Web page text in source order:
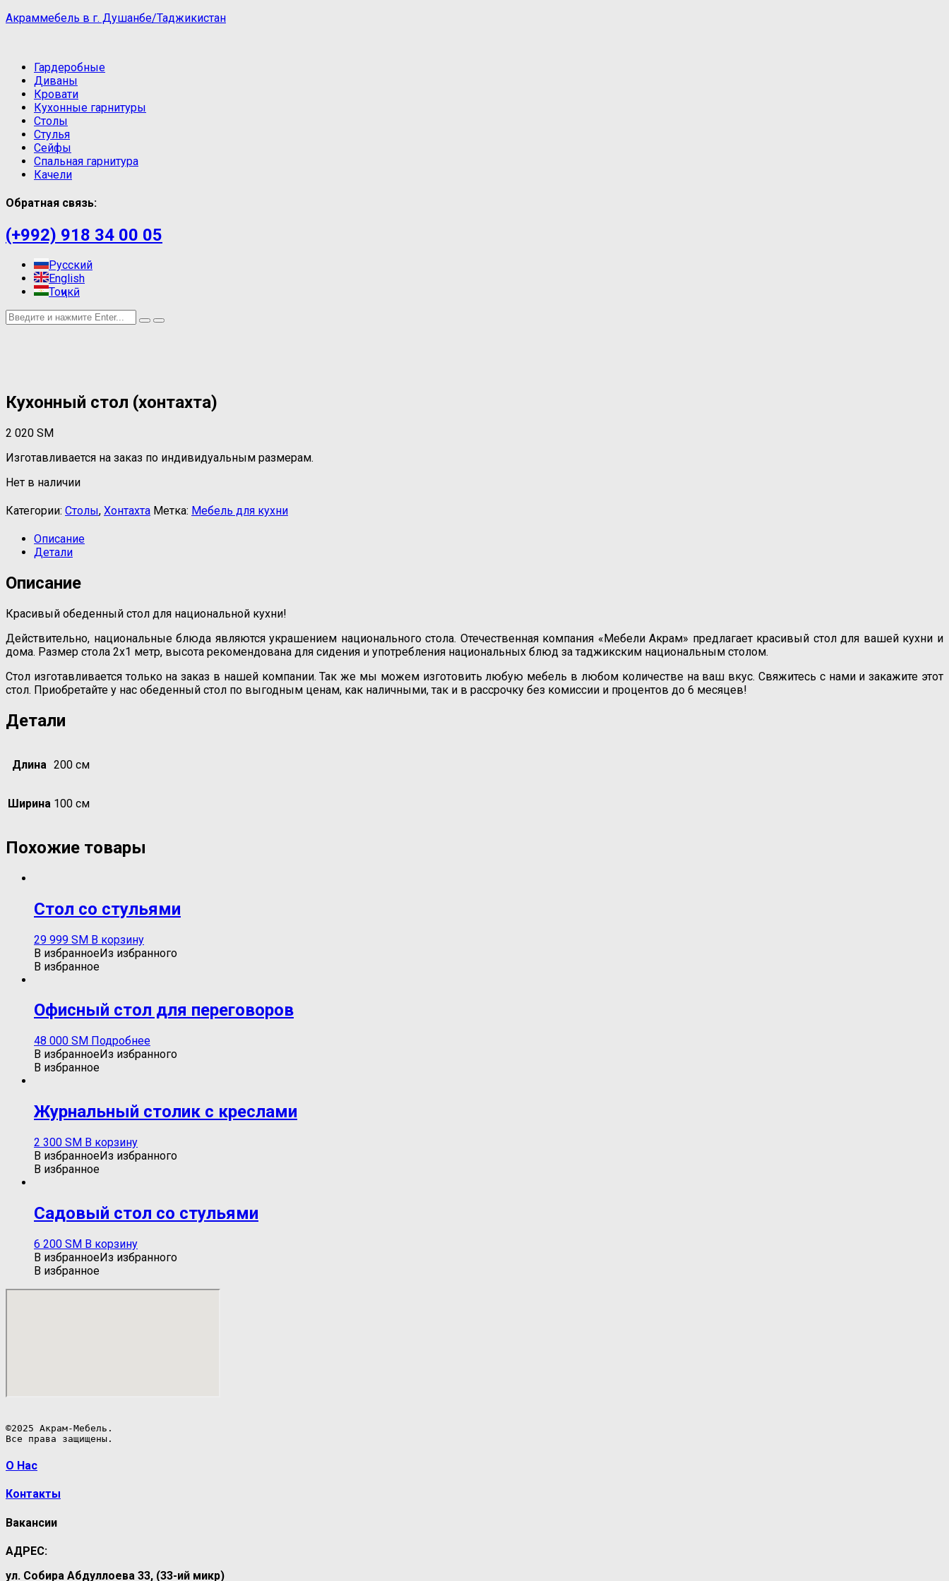
Акраммебель в г. Душанбе/Таджикистан
Гардеробные
Диваны
Кровати
Кухонные гарнитуры
Столы
Стулья
Сейфы
Спальная гарнитура
Качели
Обратная связь:
(+992) 918 34 00 05
Русский
English
Тоҷикӣ
Кухонный стол (хонтахта)
2 020 ЅМ
Изготавливается на заказ по индивидуальным размерам.
Нет в наличии
Категории: Столы, Хонтахта Метка: Мебель для кухни
Описание
Детали
Описание
Красивый обеденный стол для национальной кухни!
Действительно, национальные блюда являются украшением национального стола. Отечественная компания «Мебели Акрам» предлагает красивый стол для вашей кухни и
дома. Размер стола 2х1 метр, высота рекомендована для сидения и употребления национальных блюд за таджикским национальным столом.
Стол изготавливается только на заказ в нашей компании. Так же мы можем изготовить любую мебель в любом количестве на ваш вкус. Свяжитесь с нами и закажите этот
стол. Приобретайте у нас обеденный стол по выгодным ценам, как наличными, так и в рассрочку без комиссии и процентов до 6 месяцев!
Детали
Длина 200 см
Ширина 100 см
Похожие товары
Стол со стульями
29 999 ЅМ В корзину
В избранноеИз избранного
В избранное
Офисный стол для переговоров
48 000 ЅМ Подробнее
В избранноеИз избранного
В избранное
Журнальный столик с креслами
2 300 ЅМ В корзину
В избранноеИз избранного
В избранное
Садовый стол со стульями
6 200 ЅМ В корзину
В избранноеИз избранного
В избранное
©2025 Акрам-Мебель.
Все права защищены.
О Нас
Контакты
Вакансии
АДРЕС:
ул. Собира Абдуллоева 33, (33-ий микр)